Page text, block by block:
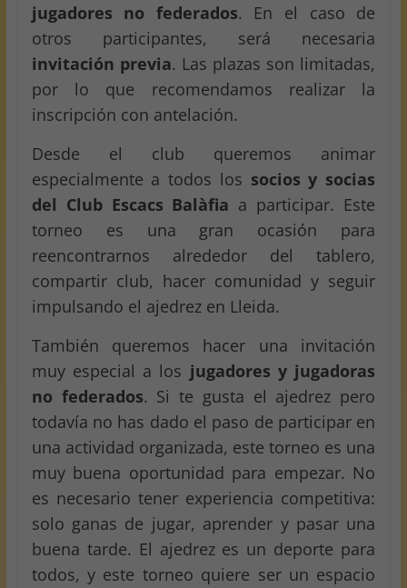
jugadores no federados. En el caso de
otros participantes, será necesaria
invitación previa. Las plazas son limitadas,
por lo que recomendamos realizar la
inscripción con antelación.
Desde el club queremos animar
especialmente a todos los socios y socias
del Club Escacs Balàfia a participar. Este
torneo es una gran ocasión para
reencontrarnos alrededor del tablero,
compartir club, hacer comunidad y seguir
impulsando el ajedrez en Lleida.
También queremos hacer una invitación
muy especial a los jugadores y jugadoras
no federados. Si te gusta el ajedrez pero
todavía no has dado el paso de participar en
una actividad organizada, este torneo es una
muy buena oportunidad para empezar. No
es necesario tener experiencia competitiva:
solo ganas de jugar, aprender y pasar una
buena tarde. El ajedrez es un deporte para
todos, y este torneo quiere ser un espacio